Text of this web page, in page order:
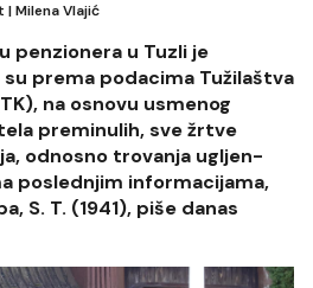
|Milena Vlajić
penzionera u Tuzli je
prema podacima Tužilaštva
na osnovu usmenog
preminulih, sve žrtve
odnosno trovanja ugljen-
poslednjim informacijama,
S. T. (1941), piše danas